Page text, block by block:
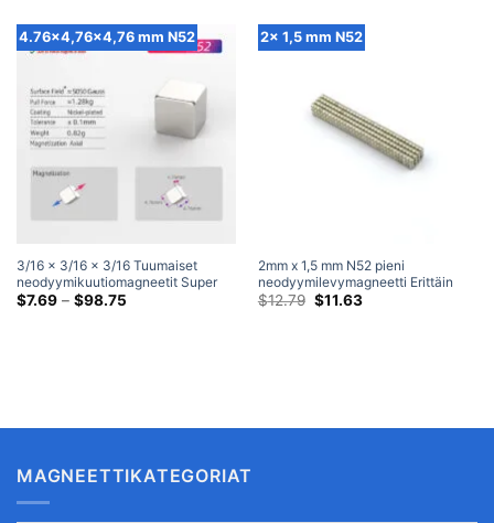
4.76x4,76x4,76 mm N52
3/16 x 3/16 x 3/16 Tuumaiset
neodyymikuutiomagneetit Super
Strong N52 harvinaisten
$7.69 – $98.75Hintaluokka:
2x 1,5 mm N52
2mm x 1,5 mm N52 pieni
neodyymilevymagneetti Erittäin
vahva pyöreä harvinaisen
$12.79 Alkuperäinen
hinta
$11.63Nykyinen
MAGNEETTIKATEGORIAT